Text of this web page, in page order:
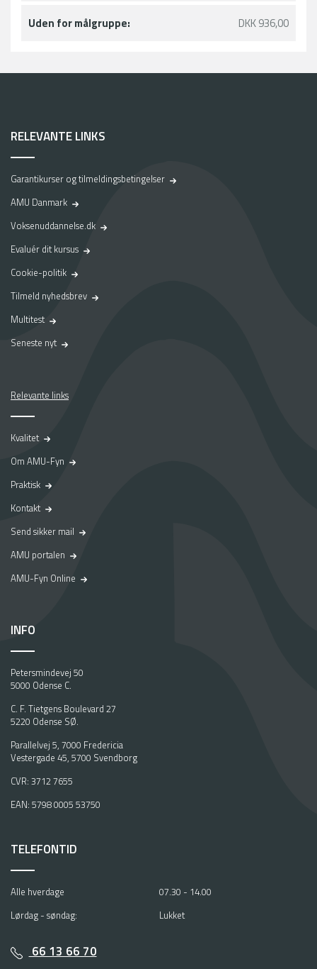
Uden for målgruppe: DKK 936,00
RELEVANTE LINKS
Garantikurser og tilmeldingsbetingelser
AMU Danmark
Voksenuddannelse.dk
Evaluér dit kursus
Cookie-politik
Tilmeld nyhedsbrev
Multitest
Seneste nyt
Relevante links
Kvalitet
Om AMU-Fyn
Praktisk
Kontakt
Send sikker mail
AMU portalen
AMU-Fyn Online
INFO
Petersmindevej 50
5000 Odense C.
C. F. Tietgens Boulevard 27
5220 Odense SØ.
Parallelvej 5, 7000 Fredericia
Vestergade 45, 5700 Svendborg
CVR: 3712 7655
EAN: 5798 0005 53750
TELEFONTID
Alle hverdage
07.30 - 14.00
Lørdag - søndag:
Lukket
66 13 66 70